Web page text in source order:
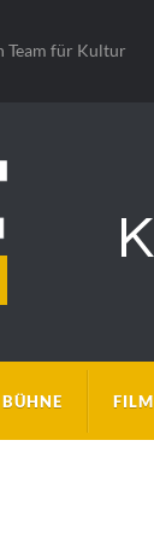
Team für Kultur
BÜHNE FILM